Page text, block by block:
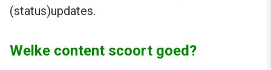
(status)updates.
Welke content scoort goed?